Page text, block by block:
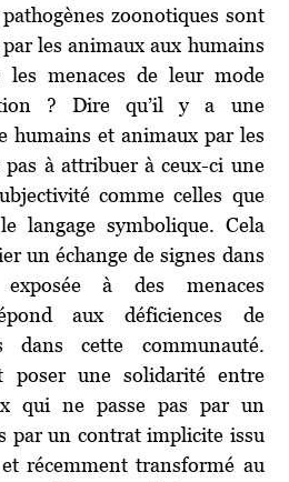
zoonotiques sont
les animaux aux humains
menaces de leur mode
? Dire qu’il y a une
humains et animaux par les
à attribuer à ceux-ci une
comme celles que
langage symbolique. Cela
un échange de signes dans
à des menaces
aux déficiences de
dans cette communauté.
poser une solidarité entre
qui ne passe pas par un
par un contrat implicite issu
récemment transformé au